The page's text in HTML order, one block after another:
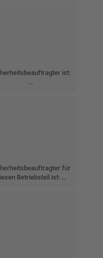
ist:
…
für
Betriebsteil ist: …